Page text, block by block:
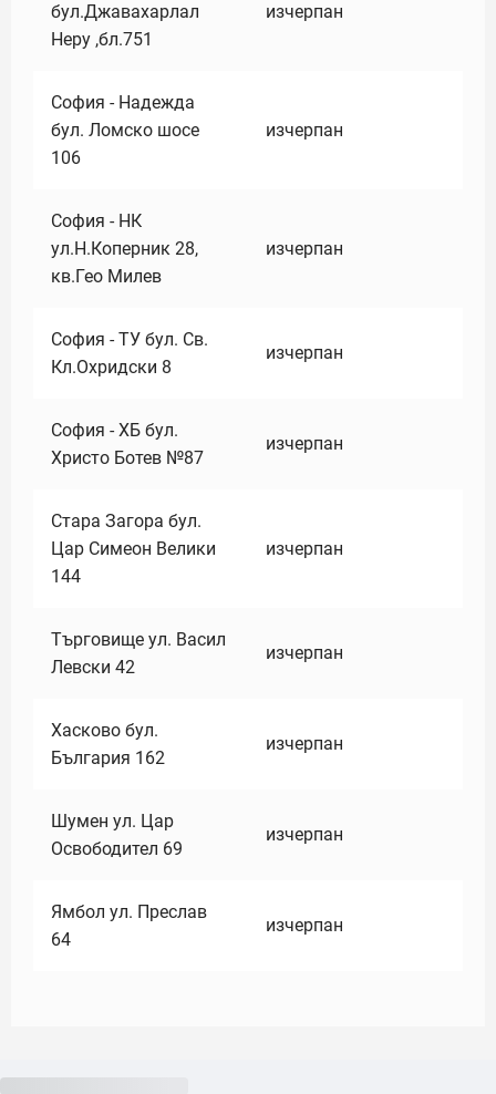
бул.Джавахарлал
Неру ,бл.751
изчерпан
София - Надежда
бул. Ломско шосе
106
изчерпан
София - НК
ул.Н.Коперник 28,
кв.Гео Милев
изчерпан
София - ТУ бул. Св.
Кл.Охридски 8
изчерпан
София - ХБ бул.
Христо Ботев №87
изчерпан
Стара Загора бул.
Цар Симеон Велики
144
изчерпан
Търговище ул. Васил
Левски 42
изчерпан
Хасково бул.
България 162
изчерпан
Шумен ул. Цар
Освободител 69
изчерпан
Ямбол ул. Преслав
64
изчерпан